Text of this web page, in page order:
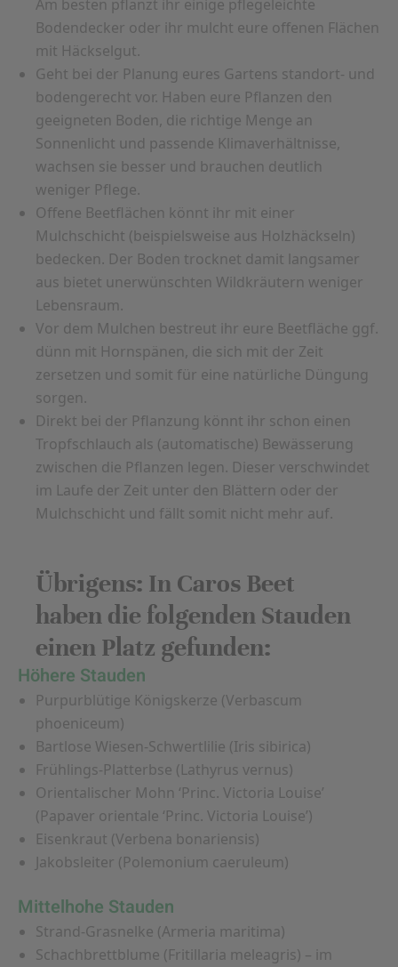
Am besten pflanzt ihr einige pflegeleichte
Bodendecker oder ihr mulcht eure offenen Flächen
mit Häckselgut.
Geht bei der Planung eures Gartens standort- und
bodengerecht vor. Haben eure Pflanzen den
geeigneten Boden, die richtige Menge an
Sonnenlicht und passende Klimaverhältnisse,
wachsen sie besser und brauchen deutlich
weniger Pflege.
Offene Beetflächen könnt ihr mit einer
Mulchschicht (beispielsweise aus Holzhäckseln)
bedecken. Der Boden trocknet damit langsamer
aus bietet unerwünschten Wildkräutern weniger
Lebensraum.
Vor dem Mulchen bestreut ihr eure Beetfläche ggf.
dünn mit Hornspänen, die sich mit der Zeit
zersetzen und somit für eine natürliche Düngung
sorgen.
Direkt bei der Pflanzung könnt ihr schon einen
Tropfschlauch als (automatische) Bewässerung
zwischen die Pflanzen legen. Dieser verschwindet
im Laufe der Zeit unter den Blättern oder der
Mulchschicht und fällt somit nicht mehr auf.
Übrigens: In Caros Beet
haben die folgenden Stauden
einen Platz gefunden:
Höhere Stauden
Purpurblütige Königskerze (Verbascum
phoeniceum)
Bartlose Wiesen-Schwertlilie (Iris sibirica)
Frühlings-Platterbse (Lathyrus vernus)
Orientalischer Mohn ‘Princ. Victoria Louise’
(Papaver orientale ‘Princ. Victoria Louise’)
Eisenkraut (Verbena bonariensis)
Jakobsleiter (Polemonium caeruleum)
Mittelhohe Stauden
Strand-Grasnelke (Armeria maritima)
Schachbrettblume (Fritillaria meleagris) – im